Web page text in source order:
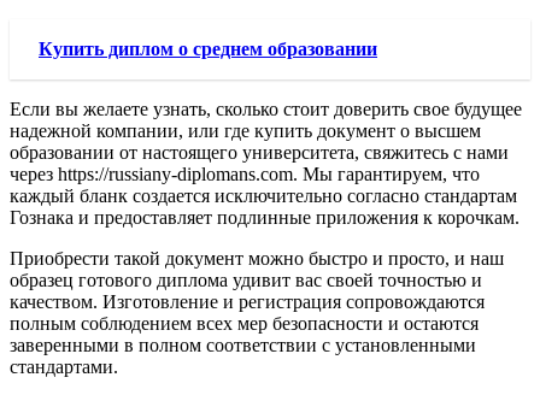
Купить диплом о среднем образовании
Если вы желаете узнать, сколько стоит доверить свое будущее
надежной компании, или где купить документ о высшем
образовании от настоящего университета, свяжитесь с нами
через https://russiany-diplomans.com. Мы гарантируем, что
каждый бланк создается исключительно согласно стандартам
Гознака и предоставляет подлинные приложения к корочкам.
Приобрести такой документ можно быстро и просто, и наш
образец готового диплома удивит вас своей точностью и
качеством. Изготовление и регистрация сопровождаются
полным соблюдением всех мер безопасности и остаются
заверенными в полном соответствии с установленными
стандартами.